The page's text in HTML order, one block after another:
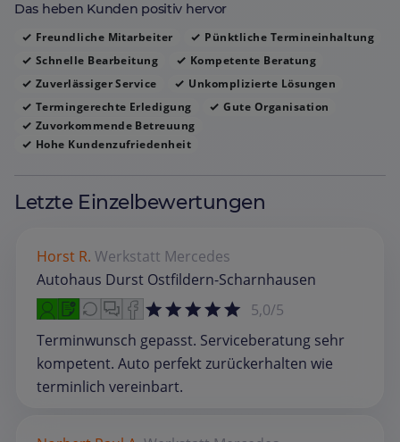
Das heben Kunden positiv hervor
Freundliche Mitarbeiter
Pünktliche Termineinhaltung
Schnelle Bearbeitung
Kompetente Beratung
Zuverlässiger Service
Unkomplizierte Lösungen
Termingerechte Erledigung
Gute Organisation
Zuvorkommende Betreuung
Hohe Kundenzufriedenheit
Letzte Einzelbewertungen
Horst R. Werkstatt Mercedes
Autohaus Durst Ostfildern-Scharnhausen
5,0/5
Terminwunsch gepasst. Serviceberatung sehr
kompetent. Auto perfekt zurückerhalten wie
terminlich vereinbart.